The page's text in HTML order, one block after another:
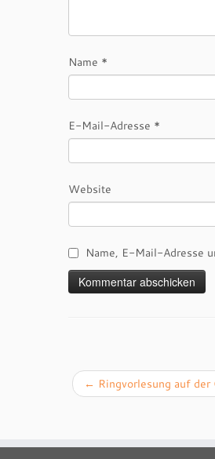
Name *
E-Mail-Adresse *
Website
Name, E-Mail-Adresse
← Ringvorlesung auf